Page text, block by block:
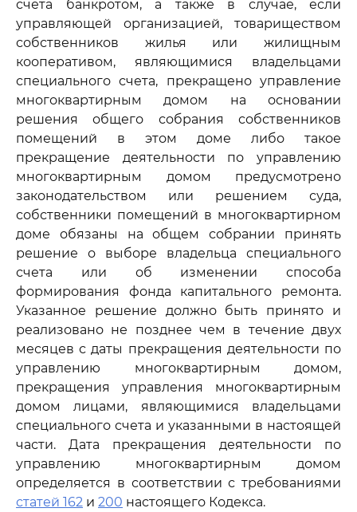
счета банкротом, а также в случае, если
управляющей организацией, товариществом
собственников жилья или жилищным
кооперативом, являющимися владельцами
специального счета, прекращено управление
многоквартирным домом на основании
решения общего собрания собственников
помещений в этом доме либо такое
прекращение деятельности по управлению
многоквартирным домом предусмотрено
законодательством или решением суда,
собственники помещений в многоквартирном
доме обязаны на общем собрании принять
решение о выборе владельца специального
счета или об изменении способа
формирования фонда капитального ремонта.
Указанное решение должно быть принято и
реализовано не позднее чем в течение двух
месяцев с даты прекращения деятельности по
управлению многоквартирным домом,
прекращения управления многоквартирным
домом лицами, являющимися владельцами
специального счета и указанными в настоящей
части. Дата прекращения деятельности по
управлению многоквартирным домом
определяется в соответствии с требованиями
статей 162 и 200 настоящего Кодекса.